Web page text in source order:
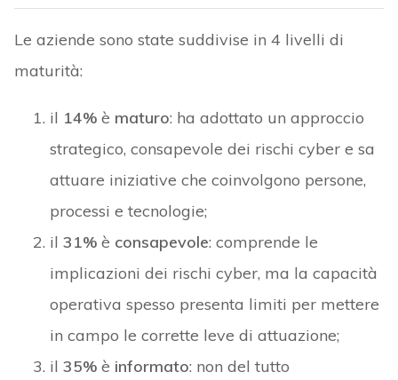
Le aziende sono state suddivise in 4 livelli di
maturità:
il 14%è maturo: ha adottato un approccio
strategico, consapevole dei rischi cyber e sa
attuare iniziative che coinvolgono persone,
processi e tecnologie;
il 31%è consapevole: comprende le
implicazioni dei rischi cyber, ma la capacità
operativa spesso presenta limiti per mettere
in campo le corrette leve di attuazione;
il 35%è informato: non del tutto